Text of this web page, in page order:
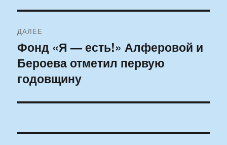
ДАЛЕЕ
Следующая
запись:
Фонд «Я — есть!» Алферовой и
Бероева отметил первую
годовщину